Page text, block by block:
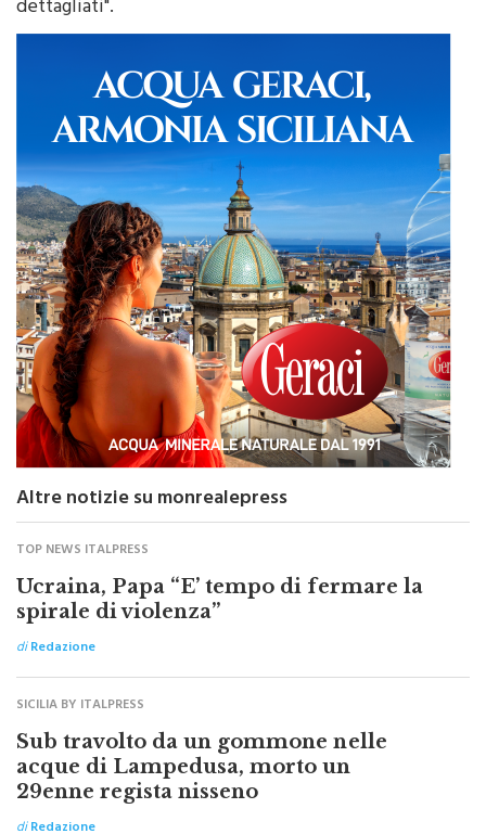
Altre notizie su monrealepress
TOP NEWS ITALPRESS
Ucraina, Papa “E’ tempo di fermare la
spirale di violenza”
diRedazione
SICILIA BY ITALPRESS
Sub travolto da un gommone nelle
acque di Lampedusa, morto un
29enne regista nisseno
diRedazione